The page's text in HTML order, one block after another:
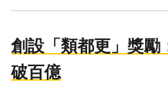
創設「類都更」獎勵
破百億